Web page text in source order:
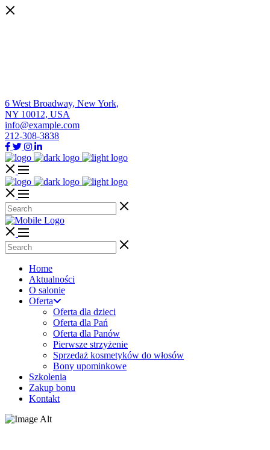
6 West Broadway, New York,
NY 10012, USA
info@example.com
212-308-3838
Home
Aktualności
O salonie
Oferta
Oferta dla dzieci
Oferta dla Pań
Oferta dla Panów
Pierwsze strzyżenie
Sprzedaż kosmetyków do włosów
Bony upominkowe
Szkolenia
Zakup bonu
Kontakt